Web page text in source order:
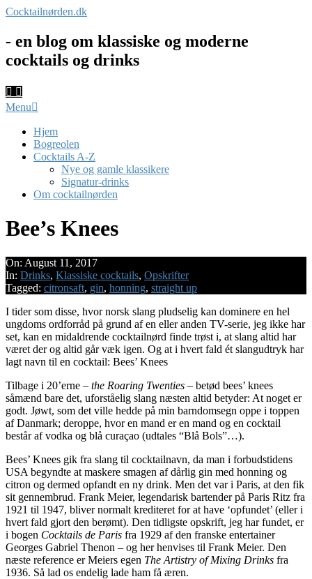
Skip
content
Cocktailnørden.dk
- en blog om klassiske og moderne
cocktails og drinks
Primary
Menu
Menu
Hjem
Bogreolen
Cocktails A-Z
Nye og gamle klassikere
Signatur-drinks
Om cocktailnørden
Bee’s Knees
On: August 11, 2017
In: Drinks, Klassiske cocktails, Opskrifter
Tagged: citronsaft, gin, honning, straight up
I tider som disse, hvor norsk slang pludselig kan dominere en hel
ungdoms ordforråd på grund af en eller anden TV-serie, jeg ikke har
set, kan en midaldrende cocktailnørd finde trøst i, at slang altid har
været der og altid går væk igen. Og at i hvert fald ét slangudtryk har
lagt navn til en cocktail: Bees’ Knees
Tilbage i 20’erne – the Roaring Twenties – betød bees’ knees
såmænd bare det, uforståelig slang næsten altid betyder: At noget er
godt. Jøwt, som det ville hedde på min barndomsegn oppe i toppen
af Danmark; deroppe, hvor en mand er en mand og en cocktail
består af vodka og blå curaçao (udtales “Blå Bols”…).
Bees’ Knees gik fra slang til cocktailnavn, da man i forbudstidens
USA begyndte at maskere smagen af dårlig gin med honning og
citron og dermed opfandt en ny drink. Men det var i Paris, at den fik
sit gennembrud. Frank Meier, legendarisk bartender på Paris Ritz fra
1921 til 1947, bliver normalt krediteret for at have ‘opfundet’ (eller i
hvert fald gjort den berømt). Den tidligste opskrift, jeg har fundet, er
i bogen Cocktails de Paris fra 1929 af den franske entertainer
Georges Gabriel Thenon – og her henvises til Frank Meier. Den
næste reference er Meiers egen The Artistry of Mixing Drinks fra
1936. Så lad os endelig lade ham få æren.